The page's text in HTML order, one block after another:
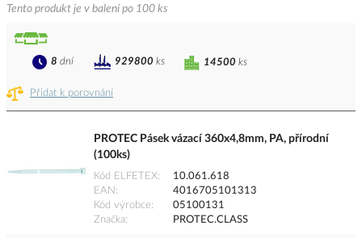
Tento produkt je v balení po 100 ks
Přidat k porovnání
14500 ks
8 dní 929800 ks
PROTEC Pásek vázací 360x4,8mm, PA, přírodní
(100ks)
Kód ELFETEX
10.061.618
EAN
4016705101313
Kód výrobce
05100131
Značka
PROTEC.CLASS